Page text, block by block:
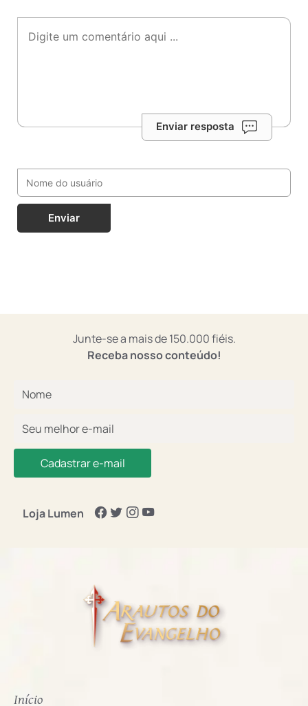
Enviar resposta
Enviar
Junte-se a mais de 150.000 fiéis.
Receba nosso conteúdo!
Cadastrar e-mail
Loja Lumen
Início